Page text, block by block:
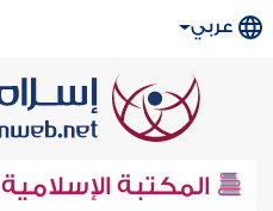
عربي
المكتبة الإسلامية